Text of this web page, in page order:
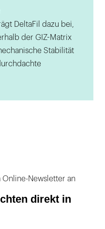
DeltaFil dazu bei,
der GIZ-Matrix
Stabilität
Newsletter an
direkt in